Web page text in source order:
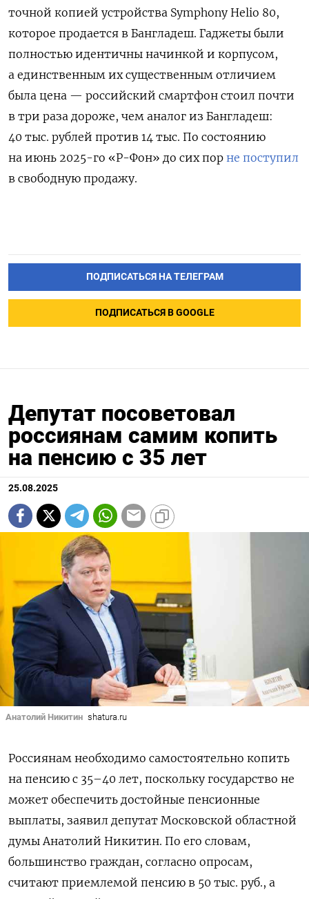
точной копией устройства Symphony Helio 80,
которое продается в Бангладеш. Гаджеты были
полностью идентичны начинкой и корпусом,
а единственным их существенным отличием
была цена — российский смартфон стоил почти
в три раза дороже, чем аналог из Бангладеш:
40 тыс. рублей против 14 тыс. По состоянию
на июнь 2025-го «Р-Фон» до сих пор не поступил
в свободную продажу.
ПОДПИСАТЬСЯ НА ТЕЛЕГРАМ
ПОДПИСАТЬСЯ В GOOGLE
Депутат посоветовал
россиянам самим копить
на пенсию с 35 лет
25.08.2025
Анатолий Никитин shatura.ru
Россиянам необходимо самостоятельно копить
на пенсию с 35–40 лет, поскольку государство не
может обеспечить достойные пенсионные
выплаты, заявил депутат Московской областной
думы Анатолий Никитин. По его словам,
большинство граждан, согласно опросам,
считают приемлемой пенсию в 50 тыс. руб., а